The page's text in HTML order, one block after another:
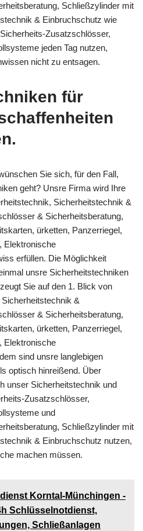
Schließzylinder mit
& Einbruchschutz wie
Zusatzschlösser,
jeden Tag nutzen,
nicht zu entsagen.
für
Sie sich, für den Fall,
geht? Unsre Firma wird Ihre
Sicherheitstechnik &
& Sicherheitsberatung,
ürketten, Panzerriegel,
Elektronische
erfüllen. Die Möglichkeit
unsre Sicherheitstechniken
Sie auf den 1. Blick von
&
& Sicherheitsberatung,
ürketten, Panzerriegel,
Elektronische
sind unsre langlebigen
optisch hinreißend. Über
unser Sicherheitstechnik und
Zusatzschlösser,
und
Schließzylinder mit
& Einbruchschutz nutzen,
machen müssen.
Korntal-Münchingen -
Schlüsselnotdienst,
Schließanlagen